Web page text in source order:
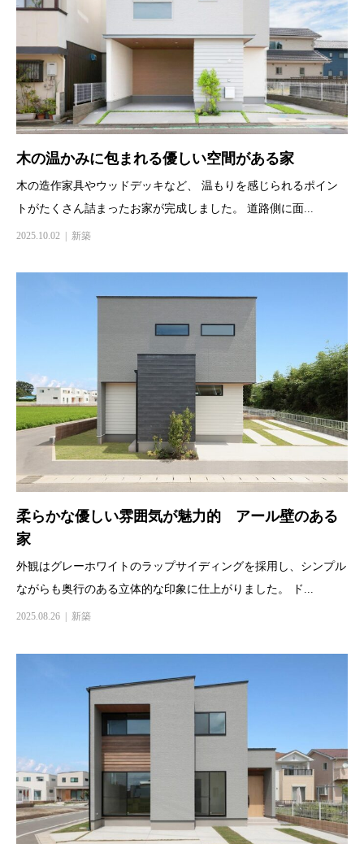
木の温かみに包まれる優しい空間がある家
木の造作家具やウッドデッキなど、 温もりを感じられるポイン
トがたくさん詰まったお家が完成しました。 道路側に面...
2025.10.02 新築
柔らかな優しい雰囲気が魅力的 アール壁のある
家
外観はグレーホワイトのラップサイディングを採用し、シンプル
ながらも奥行のある立体的な印象に仕上がりました。 ド...
2025.08.26 新築